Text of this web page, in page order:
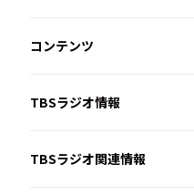
コンテンツ
TBSラジオ情報
TBSラジオ関連情報